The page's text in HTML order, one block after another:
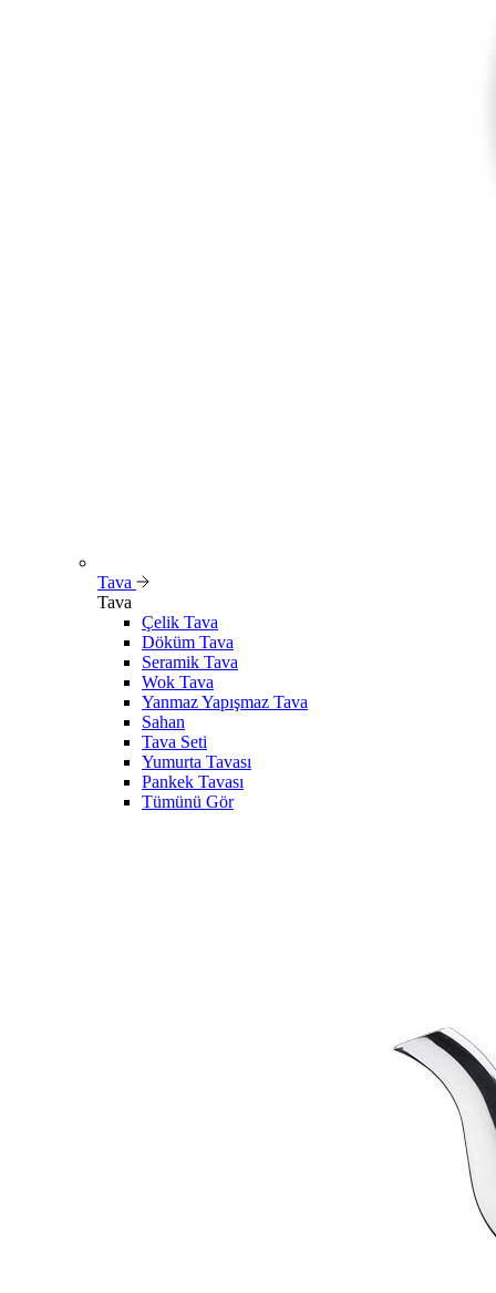
Tava
Tava
Çelik Tava
Döküm Tava
Seramik Tava
Wok Tava
Yanmaz Yapışmaz Tava
Sahan
Tava Seti
Yumurta Tavası
Pankek Tavası
Tümünü Gör